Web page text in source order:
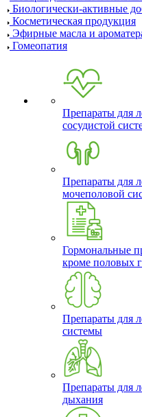
Биологически-активные
Косметическая продукция
Эфирные масла и
Гомеопатия
Препараты для
сосудистой
Препараты для
мочеполовой
Гормональные
кроме половых
Препараты для
системы
Препараты для
дыхания